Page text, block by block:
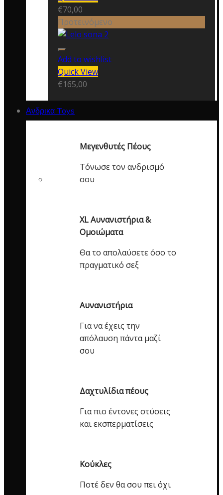
€70,00
Προτεινόμενο
Add to wishlist
Quick View
€165,00
Ανδρικα Toys
Μεγενθυτές Πέους
Τόνωσε τον ανδρισμό
σου
XL Αυνανιστήρια &
Ομοιώματα
Θα το απολαύσετε όσο το
πραγματικό σεξ
Αυνανιστήρια
Για να έχεις την
απόλαυση πάντα μαζί
σου
Δαχτυλίδια πέους
Για πιο έντονες στύσεις
και εκσπερματίσεις
Κούκλες
Ποτέ δεν θα σου πει όχι